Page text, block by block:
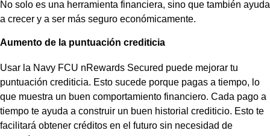
No solo es una herramienta financiera, sino que también ayuda
a crecer y a ser más seguro económicamente.
Aumento de la puntuación crediticia
Usar la Navy FCU nRewards Secured puede mejorar tu
puntuación crediticia. Esto sucede porque pagas a tiempo, lo
que muestra un buen comportamiento financiero. Cada pago a
tiempo te ayuda a construir un buen historial crediticio. Esto te
facilitará obtener créditos en el futuro sin necesidad de